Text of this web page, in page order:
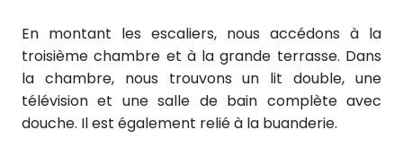
En montant les escaliers, nous accédons à la
troisième chambre et à la grande terrasse. Dans
la chambre, nous trouvons un lit double, une
télévision et une salle de bain complète avec
douche. Il est également relié à la buanderie.